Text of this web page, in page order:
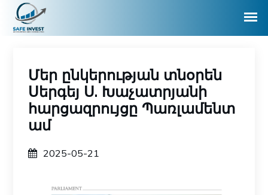
Մեր ընկերության տնօրեն
Սերգեյ Ս. Խաչատրյանի
հարցազրույցը Պառլամենտ
ամ
2025-05-21